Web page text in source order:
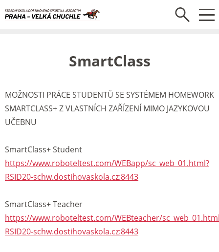
SmartClass
MOŽNOSTI PRÁCE STUDENTŮ SE SYSTÉMEM HOMEWORK
SMARTCLASS+ Z VLASTNÍCH ZAŘÍZENÍ MIMO JAZYKOVOU
UČEBNU
SmartClass+ Student
https://www.roboteltest.com/WEBapp/sc_web_01.html?
RSID20-schw.dostihovaskola.cz:8443
SmartClass+ Teacher
https://www.roboteltest.com/WEBteacher/
RSID20-schw.dostihovaskola.cz:8443